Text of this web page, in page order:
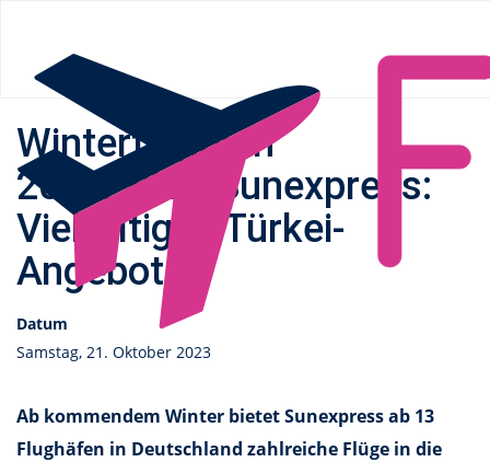
Winterflugplan
2023/2024 Sunexpress:
Vielfältiges Türkei-
Angebot
Datum
Samstag, 21. Oktober 2023
Ab kommendem Winter bietet Sunexpress ab 13
Flughäfen in Deutschland zahlreiche Flüge in die